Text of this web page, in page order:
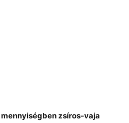
zsíros-vaja